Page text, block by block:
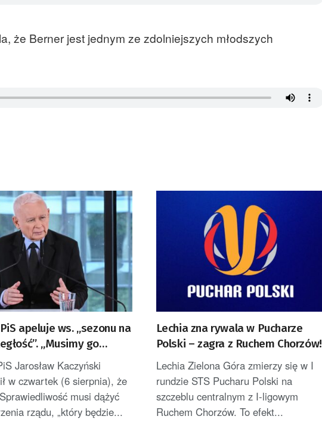
że Berner jest jednym ze zdolniejszych młodszych
apeluje ws. „sezonu na
„Musimy go
Jarosław Kaczyński
w czwartek (6 sierpnia), że
musi dążyć
rządu, „który będzie...
Lechia zna rywala w Pucharze
Polski – zagra z Ruchem Chorzów!
Lechia Zielona Góra zmierzy się w I
rundzie STS Pucharu Polski na
szczeblu centralnym z I-ligowym
Ruchem Chorzów. To efekt...